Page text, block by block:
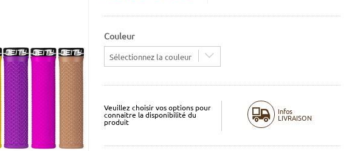
Couleur
Sélectionnez la couleur
Veuillez choisir vos options pour
connaitre la disponibilité du
produit
Infos
LIVRAISON